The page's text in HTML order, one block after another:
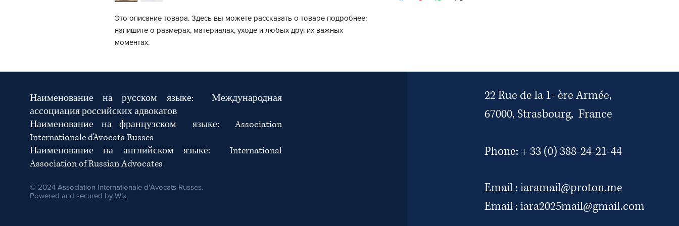
Это описание товара. Здесь вы можете рассказать о товаре подробнее:
напишите о размерах, материалах, уходе и любых других важных
моментах.
Наименование на русском языке: Международная
ассоциация российских адвокатов
Наименование на французском языке:Association
Internationale d'Avocats Russes
Наименование на английском языке: International
Association of Russian Advocates
© 2024 Association Internationale d'Avocats Russes.
Powered and secured by Wix
22 Rue de la 1- ère Armée,
67000, Strasbourg, France
Phone: + 33 (0) 388-24-21-44
Email :iaramail@proton.me
Email :iara2025mail@gmail.com